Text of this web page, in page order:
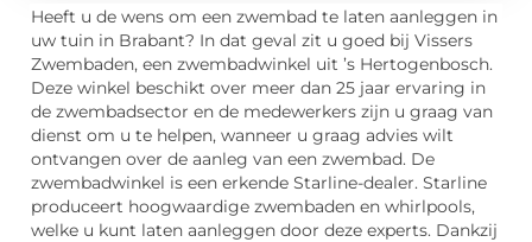
Heeft u de wens om een zwembad te laten aanleggen in
uw tuin in Brabant? In dat geval zit u goed bij Vissers
Zwembaden, een zwembadwinkel uit ’s Hertogenbosch.
Deze winkel beschikt over meer dan 25 jaar ervaring in
de zwembadsector en de medewerkers zijn u graag van
dienst om u te helpen, wanneer u graag advies wilt
ontvangen over de aanleg van een zwembad. De
zwembadwinkel is een erkende Starline-dealer. Starline
produceert hoogwaardige zwembaden en whirlpools,
welke u kunt laten aanleggen door deze experts. Dankzij